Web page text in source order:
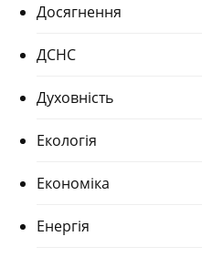
Досягнення
ДСНС
Духовність
Екологія
Економіка
Енергія